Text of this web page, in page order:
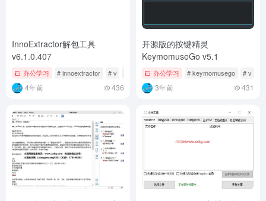
InnoExtractor解包工具
v6.1.0.407
办公学习 # innoextractor # v
4年前 436
开源版的按键精灵
KeymomuseGo v5.1
办公学习 # keymomusego # v
3年前 431